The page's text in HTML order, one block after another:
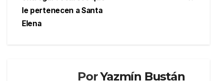
le pertenecen a Santa
Elena
PorYazmín Bustán